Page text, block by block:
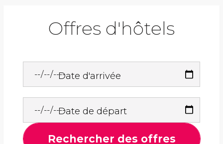
Offres d'hôtels
Date d'arrivée
Date de départ
Rechercher des offres